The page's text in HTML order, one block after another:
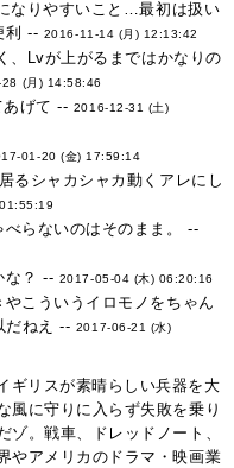
なりやすいこと…最初は扱い
利 -- 2016-11-14 (月) 12:13:42
、Lvが上がるまではかなりの
(月) 14:58:46
あげて -- 2016-12-31 (土)
01-20 (金) 17:59:14
るシャカシャカ動くアレにし
らないのはそのまま。 --
な？ -- 2017-05-04 (木) 06:20:16
こういうイロモノをちゃん
だねえ -- 2017-06-21 (水)
ギリスが素晴らしい兵器を大
風に守りに入らず失敗を乗り
ゾ。戦車、ドレッドノート、
やアメリカのドラマ・映画業